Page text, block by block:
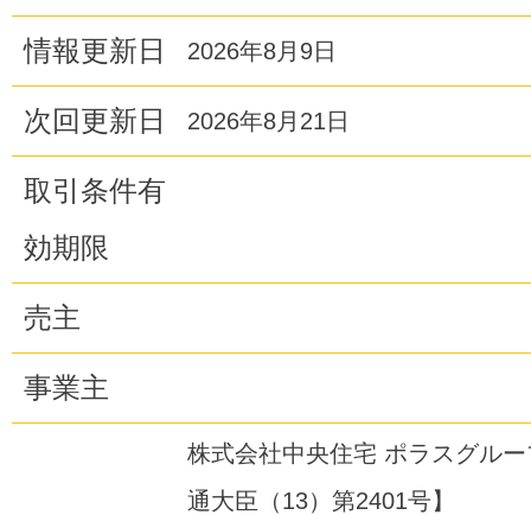
情報更新日 2026年8月9日
次回更新日 2026年8月21日
取引条件有
効期限
売主
事業主
株式会社中央住宅 ポラスグル
通大臣（13）第2401号】